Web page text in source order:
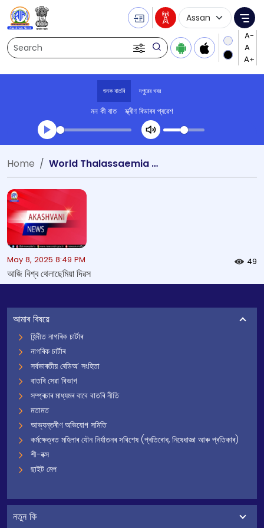
Search
Language
শুনক বাতৰি দপুুরের খবর
মন কী বাত স্ক্ৰীণ ৰিডাৰৰ প্ৰৱেশ
Transcript summary
খেলা অডিঅ' দপুুরের খবর
Home World Thalassaemia Day
May 8, 2025 8:49 PM 49
আজি বিশ্ব থেলাছেমিয়া দিৱস
আমাৰ বিষয়ে
হিন্দীত নাগৰিক চাৰ্টাৰ
নাগৰিক চাৰ্টাৰ
সৰ্বভাৰতীয় ৰেডিঅ’ সংহিতা
বাতৰি সেৱা বিভাগ
সম্প্ৰচাৰ মাধ্যমৰ বাবে বাতৰি নীতি
মতামত
আভ্যন্তৰীণ অভিযোগ সমিতি
কৰ্মক্ষেত্ৰত মহিলাৰ যৌন নিৰ্যাতনৰ সবিশেষ (প্ৰতিৰোধ, নিষেধাজ্ঞা আৰু প্ৰতিকাৰ)
শী-বক্স
ছাইট মেপ
নতুন কি